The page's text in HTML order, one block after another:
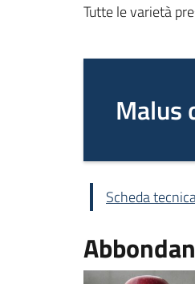
Tutte le varietà
Malus
Scheda